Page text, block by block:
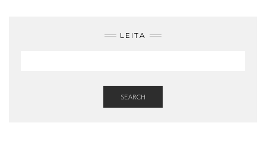
LEITA
SEARCH